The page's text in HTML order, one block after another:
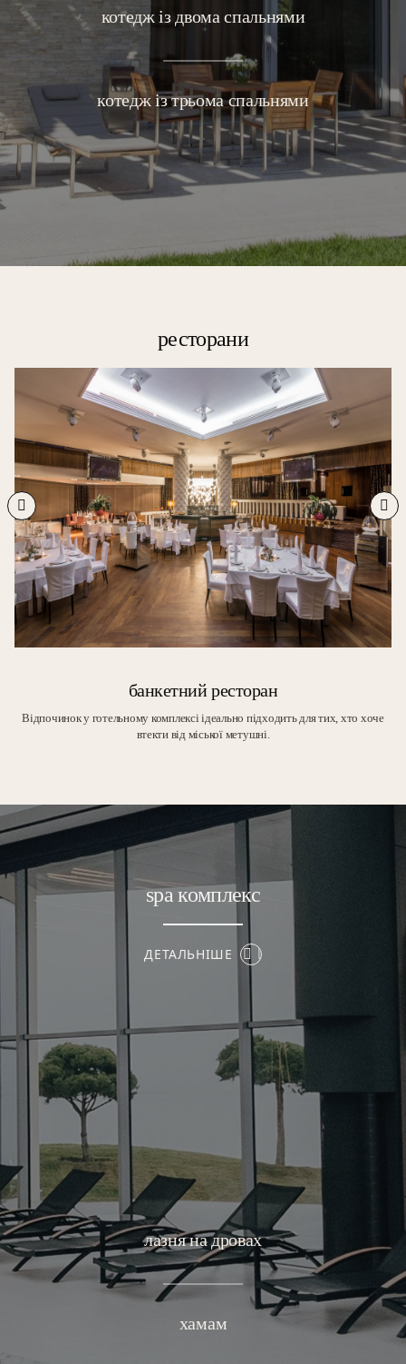
котедж із двома спальнями
котедж із трьома спальнями
ресторани
банкетний ресторан
Відпочинок у готельному комплексі ідеально підходить для тих, хто хоче
втекти від міської метушні.
spa комплекс
ДЕТАЛЬНІШЕ
лазня на дровах
хамам